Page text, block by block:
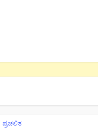
ಪ್ರಚಲಿತ